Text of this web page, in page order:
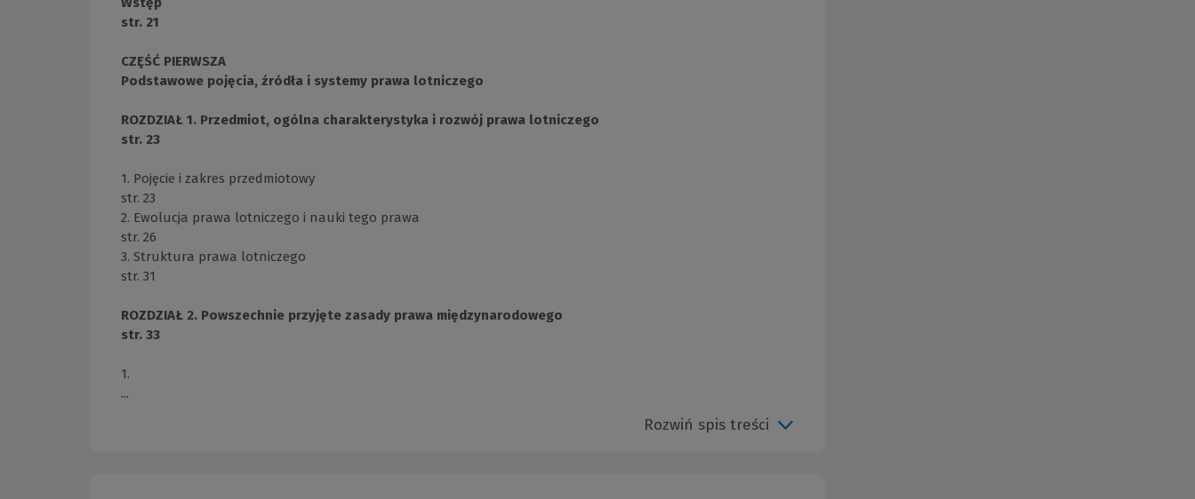
str. 21
CZĘŚĆ PIERWSZA
Podstawowe pojęcia, źródła i systemy prawa lotniczego
ROZDZIAŁ 1. Przedmiot, ogólna charakterystyka i rozwój prawa lotniczego
str. 23
1. Pojęcie i zakres przedmiotowy
str. 23
2. Ewolucja prawa lotniczego i nauki tego prawa
str. 26
3. Struktura prawa lotniczego
str. 31
ROZDZIAŁ 2. Powszechnie przyjęte zasady prawa międzynarodowego
str. 33
1.
...
Rozwiń spis treści